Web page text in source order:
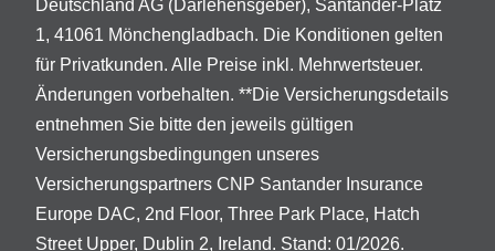
Deutschland AG (Darlehensgeber), Santander-Platz
1, 41061 Mönchengladbach. Die Konditionen gelten
für Privatkunden. Alle Preise inkl. Mehrwertsteuer.
Änderungen vorbehalten. **Die Versicherungsdetails
entnehmen Sie bitte den jeweils gültigen
Versicherungsbedingungen unseres
Versicherungspartners CNP Santander Insurance
Europe DAC, 2nd Floor, Three Park Place, Hatch
Street Upper, Dublin 2, Ireland. Stand: 01/2026.